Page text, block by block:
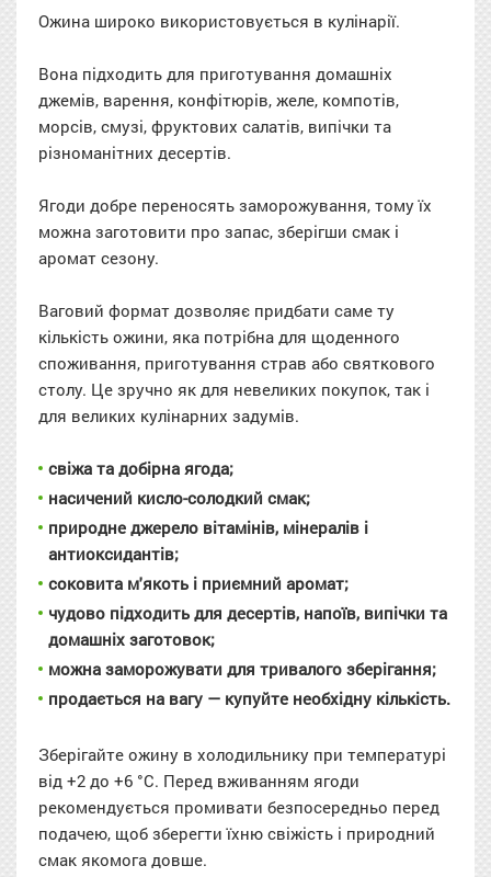
Ожина широко використовується в кулінарії.
Вона підходить для приготування домашніх
джемів, варення, конфітюрів, желе, компотів,
морсів, смузі, фруктових салатів, випічки та
різноманітних десертів.
Ягоди добре переносять заморожування, тому їх
можна заготовити про запас, зберігши смак і
аромат сезону.
Ваговий формат дозволяє придбати саме ту
кількість ожини, яка потрібна для щоденного
споживання, приготування страв або святкового
столу. Це зручно як для невеликих покупок, так і
для великих кулінарних задумів.
свіжа та добірна ягода;
насичений кисло-солодкий смак;
природне джерело вітамінів, мінералів і
антиоксидантів;
соковита м'якоть і приємний аромат;
чудово підходить для десертів, напоїв, випічки та
домашніх заготовок;
можна заморожувати для тривалого зберігання;
продається на вагу — купуйте необхідну кількість.
Зберігайте ожину в холодильнику при температурі
від +2 до +6 °C. Перед вживанням ягоди
рекомендується промивати безпосередньо перед
подачею, щоб зберегти їхню свіжість і природний
смак якомога довше.